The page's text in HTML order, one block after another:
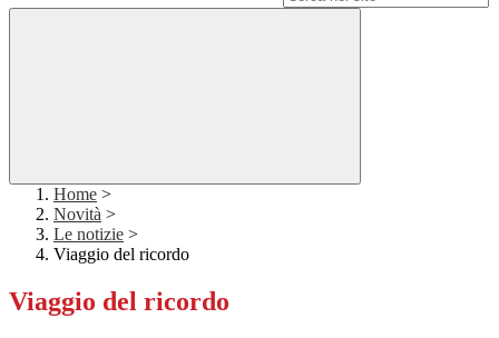
Home >
Novità >
Le notizie >
Viaggio del ricordo
Viaggio del ricordo